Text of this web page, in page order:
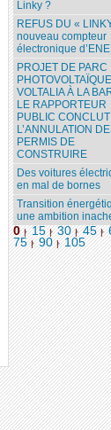
Linky ?
REFUS DU «
nouveau compteur
électronique
PROJET DE PARC
PHOTOVOLTAÏQUE
VOLTALIA À LA
LE RAPPORTEUR
PUBLIC
L’ANNULATION
PERMIS DE
CONSTRUIRE
Des voitures
en mal de bornes
Transition
une ambition
0 | 15 | 30 | 45 |
75 | 90 | 105